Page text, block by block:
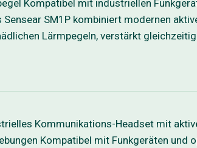
Kompatibel mit industriellen
SM1P kombiniert modernen
Lärmpegeln, verstärkt
Kommunikations-Headset mit
Kompatibel mit Funkgeräten